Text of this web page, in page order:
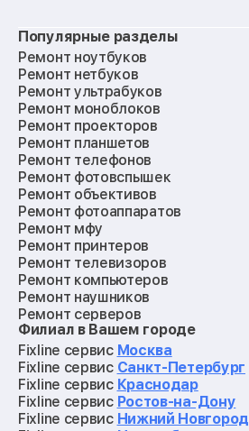
Популярные разделы
Ремонт ноутбуков
Ремонт нетбуков
Ремонт ультрабуков
Ремонт моноблоков
Ремонт проекторов
Ремонт планшетов
Ремонт телефонов
Ремонт фотовспышек
Ремонт объективов
Ремонт фотоаппаратов
Ремонт мфу
Ремонт принтеров
Ремонт телевизоров
Ремонт компьютеров
Ремонт наушников
Ремонт серверов
Ремонт мониторов
Ремонт квадрокоптеров
Ремонт электросамокатов
Ремонт материнских плат
Ремонт видеокарт
Ремонт кофемашин
Филиал в Вашем городе
Fixline сервис Москва
Fixline сервис Санкт-Петербург
Fixline сервис Краснодар
Fixline сервис Ростов-на-Дону
Fixline сервис Нижний Новгород